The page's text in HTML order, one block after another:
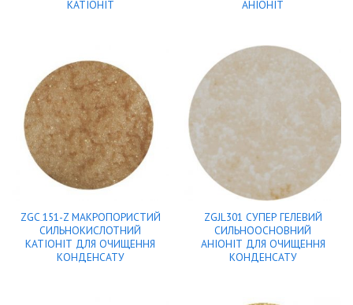
КАТІОНІТ
АНІОНІТ
ZGC 151-Z МАКРОПОРИСТИЙ
СИЛЬНОКИСЛОТНИЙ
КАТІОНІТ ДЛЯ ОЧИЩЕННЯ
КОНДЕНСАТУ
ZGJL301 СУПЕР ГЕЛЕВИЙ
СИЛЬНООСНОВНИЙ
АНІОНІТ ДЛЯ ОЧИЩЕННЯ
КОНДЕНСАТУ